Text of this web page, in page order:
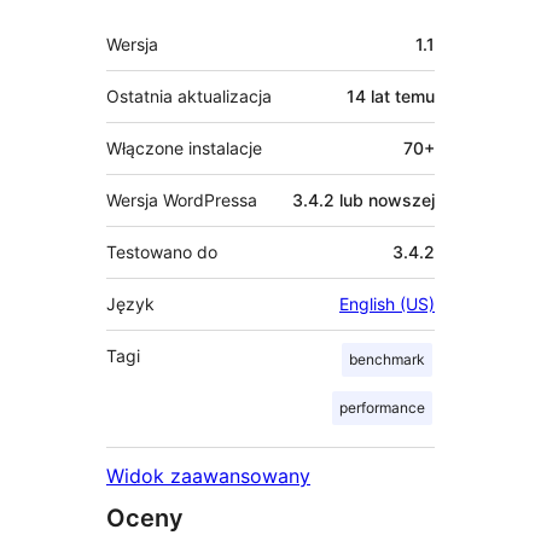
Meta
Wersja 1.1
Ostatnia aktualizacja 14 lat temu
Włączone instalacje 70+
Wersja WordPressa 3.4.2 lub nowszej
Testowano do 3.4.2
Język English (US)
Tagi benchmark
performance
Widok zaawansowany
Oceny